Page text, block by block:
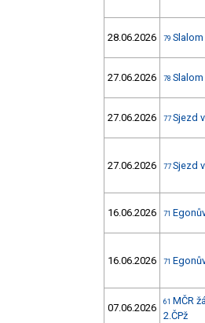
28.06.2026 79
27.06.2026 78
27.06.2026 77 Sjezd
27.06.2026 77 Sjezd
16.06.2026 71
16.06.2026 71
07.06.2026 61 MČR
2.ČPž